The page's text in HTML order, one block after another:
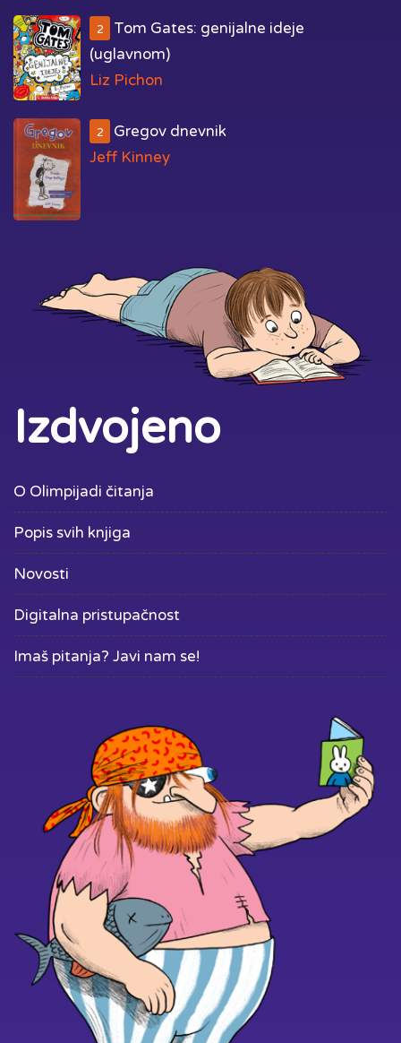
2
Tom Gates: genijalne ideje
(uglavnom)
Liz Pichon
2
Gregov dnevnik
Jeff Kinney
Izdvojeno
O Olimpijadi čitanja
Popis svih knjiga
Novosti
Digitalna pristupačnost
Imaš pitanja? Javi nam se!